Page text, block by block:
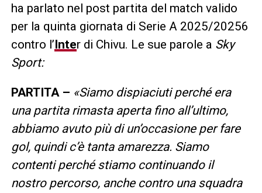
ha parlato nel post partita del match valido
per la quinta giornata di Serie A 2025/20256
contro l’Inter di Chivu. Le sue parole a Sky
Sport:
PARTITA – «Siamo dispiaciuti perché era
una partita rimasta aperta fino all’ultimo,
abbiamo avuto più di un’occasione per fare
gol, quindi c’è tanta amarezza. Siamo
contenti perché stiamo continuando il
nostro percorso, anche contro una squadra